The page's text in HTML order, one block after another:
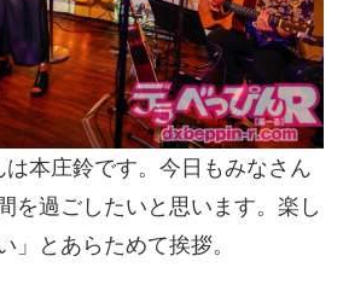
本庄鈴です。今日もみなさん
を過ごしたいと思います。楽し
」とあらためて挨拶。